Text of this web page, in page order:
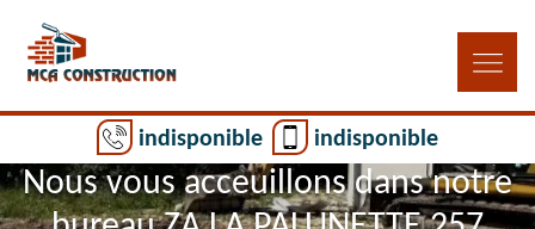
indisponible indisponible
Nous vous acceuillons dans notre